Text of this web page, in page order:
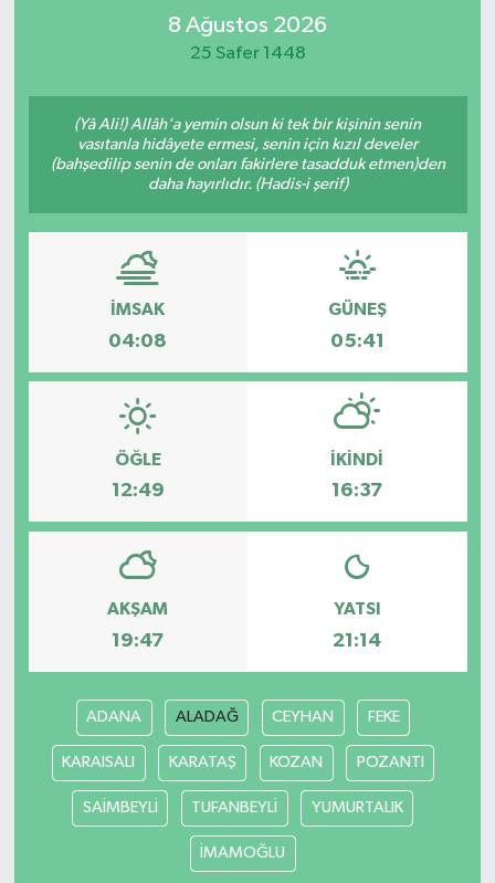
8 Ağustos 2026
25 Safer 1448
(Yâ Ali!) Allâh'a yemin olsun ki tek bir kişinin senin
vasıtanla hidâyete ermesi, senin için kızıl develer
(bahşedilip senin de onları fakirlere tasadduk etmen)den
daha hayırlıdır. (Hadis-i şerif)
İMSAK
04:08
GÜNEŞ
05:41
ÖĞLE
12:49
İKINDI
16:37
AKŞAM
19:47
YATSI
21:14
ADANA ALADAĞ CEYHAN FEKE
KARAISALI KARATAŞ KOZAN POZANTI
SAİMBEYLİ TUFANBEYLİ YUMURTALIK
İMAMOĞLU
Kültür - Sanat
Lider Haber TV Canlı Yayın izle